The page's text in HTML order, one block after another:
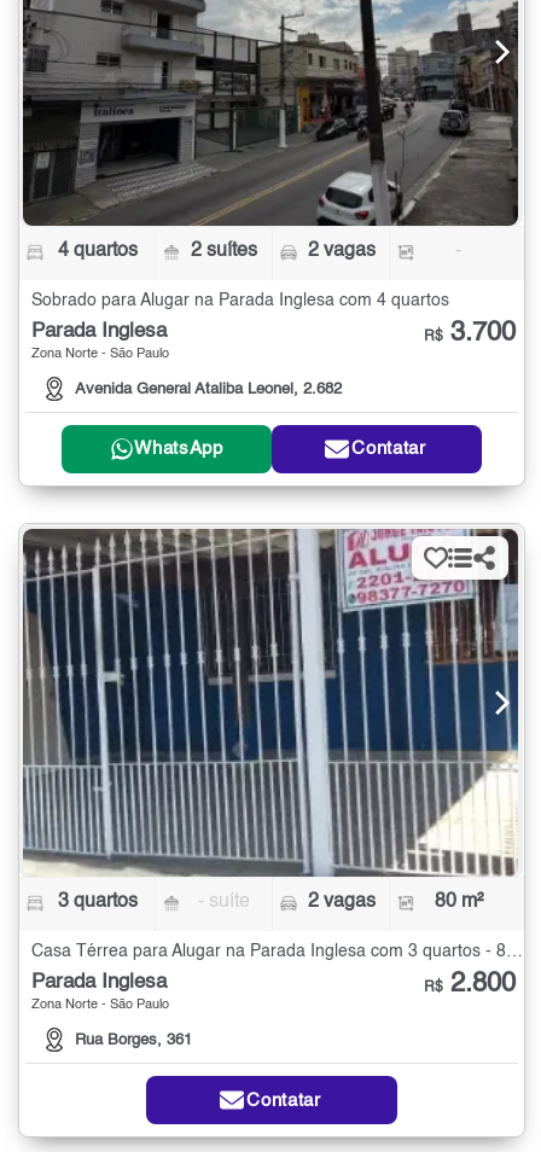
4 quartos 2 suítes 2 vagas -
Sobrado para Alugar na Parada Inglesa com 4 quartos
Parada Inglesa
Zona Norte - São Paulo
Avenida General Ataliba Leonel, 2.682
R$ 3.700
WhatsApp Contatar
3 quartos - suíte 2 vagas 80 m²
Casa Térrea para Alugar na Parada Inglesa com 3 quartos - 80 m²
Parada Inglesa
Zona Norte - São Paulo
Rua Borges, 361
R$ 2.800
Contatar